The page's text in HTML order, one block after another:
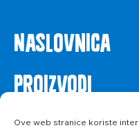
Ove web stranice koriste
Naslovnica
Proizvodi